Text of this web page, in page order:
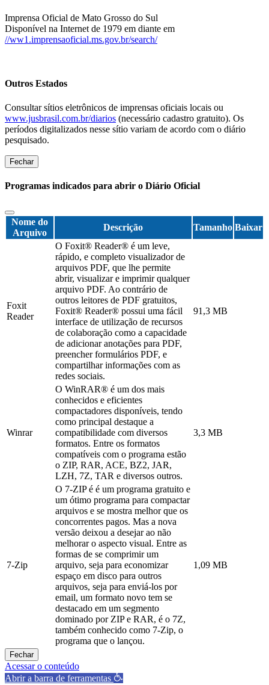
Imprensa Oficial de Mato Grosso do Sul
Disponível na Internet de 1979 em diante em
//ww1.imprensaoficial.ms.gov.br/search/
Outros Estados
Consultar sítios eletrônicos de imprensas oficiais locais ou
www.jusbrasil.com.br/diarios (necessário cadastro gratuito). Os
períodos digitalizados nesse sítio variam de acordo com o diário
pesquisado.
Fechar
Programas indicados para abrir o Diário Oficial
Nome do
Arquivo
Descrição Tamanho Baixar
Foxit
Reader
O Foxit® Reader® é um leve,
rápido, e completo visualizador de
arquivos PDF, que lhe permite
abrir, visualizar e imprimir qualquer
arquivo PDF. Ao contrário de
outros leitores de PDF gratuitos,
Foxit® Reader® possui uma fácil
interface de utilização de recursos
de colaboração como a capacidade
de adicionar anotações para PDF,
preencher formulários PDF, e
compartilhar informações com as
redes sociais.
91,3 MB
Winrar
O WinRAR® é um dos mais
conhecidos e eficientes
compactadores disponíveis, tendo
como principal destaque a
compatibilidade com diversos
formatos. Entre os formatos
compatíveis com o programa estão
o ZIP, RAR, ACE, BZ2, JAR,
LZH, 7Z, TAR e diversos outros.
3,3 MB
7-Zip
O 7-ZIP é é um programa gratuito e
um ótimo programa para compactar
arquivos e se mostra melhor que os
concorrentes pagos. Mas a nova
versão deixou a desejar ao não
melhorar o aspecto visual. Entre as
formas de se comprimir um
arquivo, seja para economizar
espaço em disco para outros
arquivos, seja para enviá-los por
email, um formato novo tem se
destacado em um segmento
dominado por ZIP e RAR, é o 7Z,
também conhecido como 7-Zip, o
programa que o lançou.
1,09 MB
Fechar
Acessar o conteúdo
Abrir a barra de ferramentas